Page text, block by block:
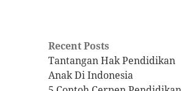
Recent Posts
Tantangan Hak Pendidikan
Anak Di Indonesia